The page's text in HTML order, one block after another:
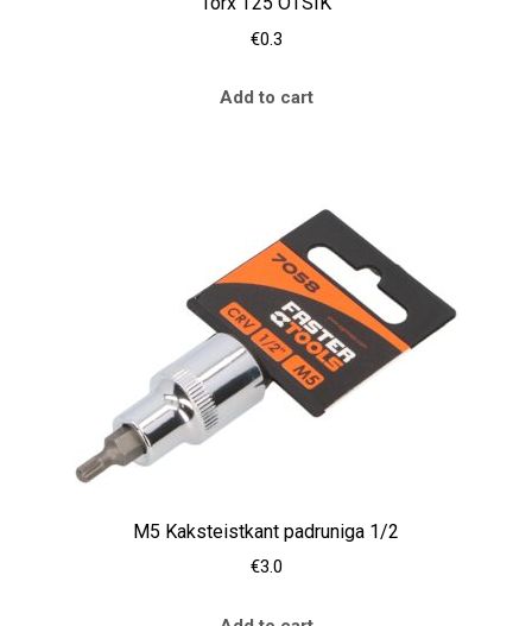
€0.3
Add to cart
M5 Kaksteistkant padruniga 1/2
€3.0